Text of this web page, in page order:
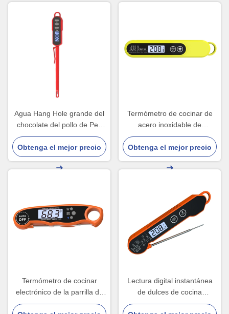
Agua Hang Hole grande del
chocolate del pollo de Pen
Digital Cooking
Thermometer For
Obtenga el mejor precio
Termómetro de cocinar de
acero inoxidable de
Digitaces con la punta de
prueba y el contador de
tiempo
Obtenga el mejor precio
Termómetro de cocinar
electrónico de la parrilla de
la carne con la punta de
Lectura digital instantánea
de dulces de cocina
termómetro LCD termómetro